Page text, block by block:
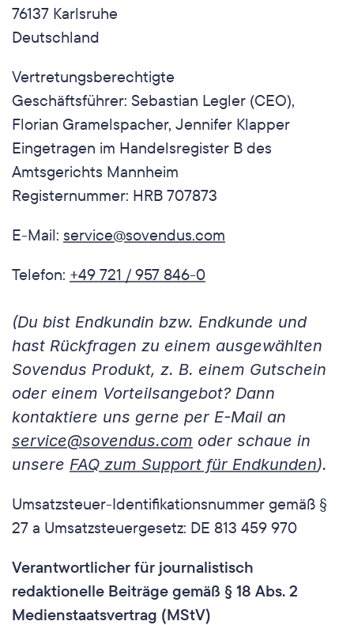
76137 Karlsruhe
Deutschland
Vertretungsberechtigte
Geschäftsführer: Sebastian Legler (CEO),
Florian Gramelspacher, Jennifer Klapper
Eingetragen im Handelsregister B des
Amtsgerichts Mannheim
Registernummer: HRB 707873
E-Mail: service@sovendus.com
Telefon: +49 721 / 957 846-0
(Du bist Endkundin bzw. Endkunde und
hast Rückfragen zu einem ausgewählten
Sovendus Produkt, z. B. einem Gutschein
oder einem Vorteilsangebot? Dann
service@sovendus.com oder schaue in
unsere FAQ zum Support für Endkunden).
Umsatzsteuer-Identifikationsnummer gemäß §
27 a Umsatzsteuergesetz: DE 813 459 970
Verantwortlicher für journalistisch
redaktionelle Beiträge gemäß § 18 Abs. 2
Medienstaatsvertrag (MStV)